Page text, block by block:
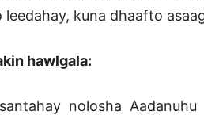
leedahay, kuna dhaafto
hawlgala:
nolosha